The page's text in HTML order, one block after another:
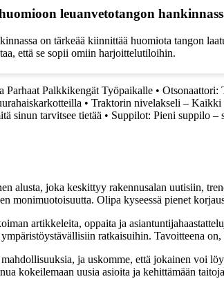
leuanvetotangon
on tärkeää kiinnittää huomiota tangon
että se sopii omiin harjoittelutiloihin.
Parhaat Palkkikengät Työpaikalle • Otsonaattori:
• Traktorin nivelakseli – Kaikki
sinun tarvitsee tietää • Suppilot: Pieni suppilo –
alusta, joka keskittyy rakennusalan uutisiin,
monimuotoisuutta. Olipa kyseessä pienet
artikkeleita, oppaita ja
ratkaisuihin. Tavoitteena
ja uskomme, että jokainen voi
kokeilemaan uusia asioita ja kehittämään